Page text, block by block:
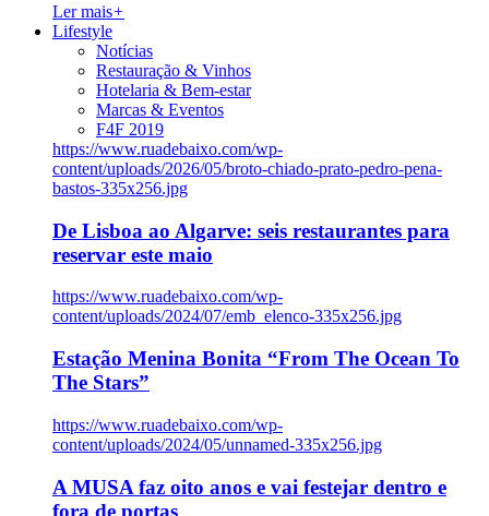
Ler mais+
Lifestyle
Notícias
Restauração & Vinhos
Hotelaria & Bem-estar
Marcas & Eventos
F4F 2019
https://www.ruadebaixo.com/wp-
content/uploads/2026/05/broto-chiado-prato-pedro-pena-
bastos-335x256.jpg
De Lisboa ao Algarve: seis restaurantes para
reservar este maio
https://www.ruadebaixo.com/wp-
content/uploads/2024/07/emb_elenco-335x256.jpg
Estação Menina Bonita “From The Ocean To
The Stars”
https://www.ruadebaixo.com/wp-
content/uploads/2024/05/unnamed-335x256.jpg
A MUSA faz oito anos e vai festejar dentro e
fora de portas